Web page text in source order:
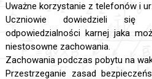
Uważne korzystanie z telefonów i
Uczniowie dowiedzieli się
odpowiedzialności karnej jaka
niestosowne zachowania.
Zachowania podczas pobytu na
Przestrzeganie zasad